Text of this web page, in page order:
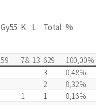
Gy55 K L Total %
59 78 13 629
100,00%
3
0,48%
2
0,32%
1 1
0,16%